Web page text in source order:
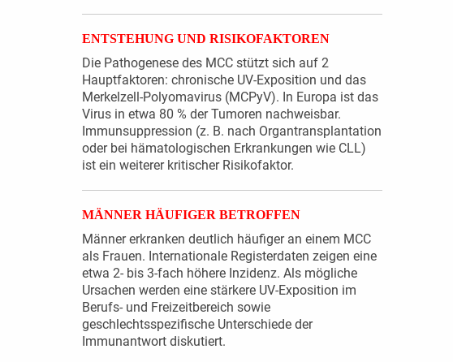
ENTSTEHUNG UND RISIKOFAKTOREN
Die Pathogenese des MCC stützt sich auf 2
Hauptfaktoren: chronische UV-Exposition und das
Merkelzell-Polyomavirus (MCPyV). In Europa ist das
Virus in etwa 80 % der Tumoren nachweisbar.
Immunsuppression (z. B. nach Organtransplantation
oder bei hämatologischen Erkrankungen wie CLL)
ist ein weiterer kritischer Risikofaktor.
MÄNNER HÄUFIGER BETROFFEN
Männer erkranken deutlich häufiger an einem MCC
als Frauen. Internationale Registerdaten zeigen eine
etwa 2- bis 3-fach höhere Inzidenz. Als mögliche
Ursachen werden eine stärkere UV-Exposition im
Berufs- und Freizeitbereich sowie
geschlechtsspezifische Unterschiede der
Immunantwort diskutiert.